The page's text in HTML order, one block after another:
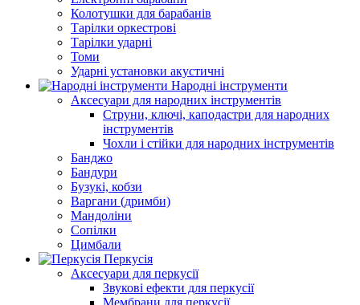
Колотушки для барабанів
Тарілки оркестрові
Тарілки ударні
Томи
Ударні установки акустичні
Народні інструменти
Аксесуари для народних інструментів
Струни, ключі, каподастри для народних
інструментів
Чохли і стійки для народних інструментів
Банджо
Бандури
Бузукі, кобзи
Варгани (дримби)
Мандоліни
Сопілки
Цимбали
Перкусія
Аксесуари для перкусії
Звукові ефекти для перкусії
Мембрани для перкусії